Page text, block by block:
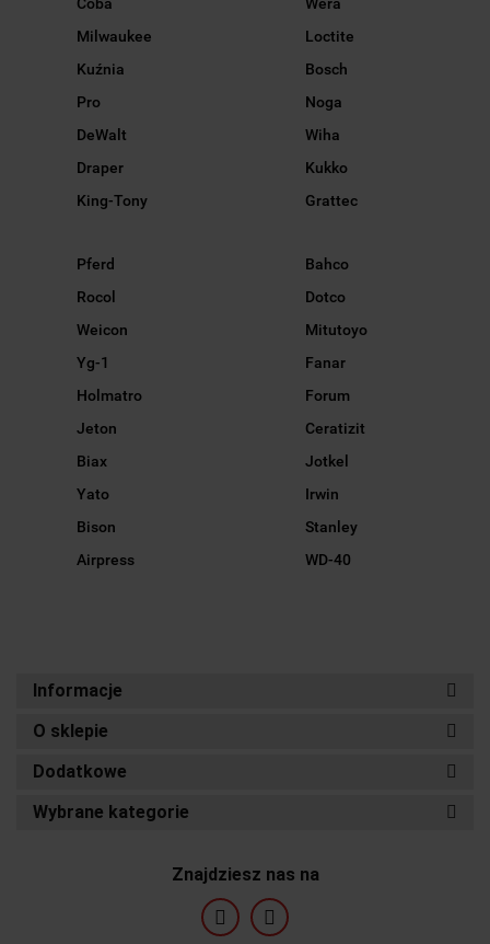
Milwaukee
Kuźnia
Pro
DeWalt
Draper
King-Tony
Loctite
Bosch
Noga
Wiha
Kukko
Grattec
Pferd
Rocol
Weicon
Yg-1
Holmatro
Jeton
Biax
Yato
Bison
Airpress
Bahco
Dotco
Mitutoyo
Fanar
Forum
Ceratizit
Jotkel
Irwin
Stanley
WD-40
Informacje
O sklepie
Dodatkowe
Wybrane kategorie
Znajdziesz nas na